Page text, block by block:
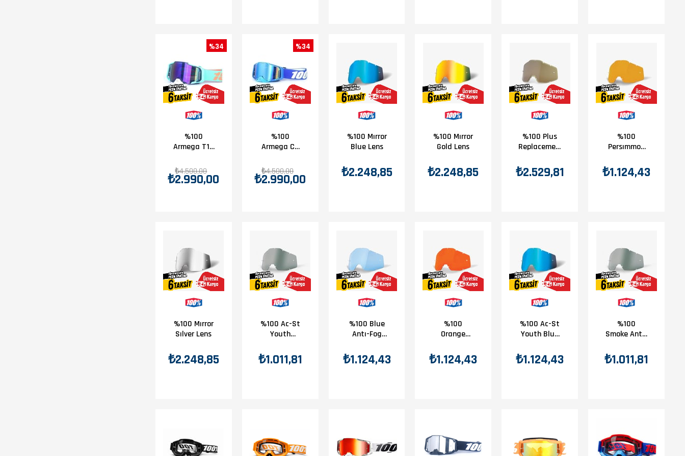
%100
Armega T18
Goggle
₺2.990,00
₺4.500,00
%34
%100
Armega C7
₺2.990,00
₺4.500,00
%34
%100 Mırror
Blue Lens
₺2.248,85
%100 Mırror
Gold Lens
₺2.248,85
%100 Plus
Replacement
₺2.529,81
%100
Persımmon
Lens
₺1.124,43
%100 Mırror
Sılver Lens
₺2.248,85
%100 Ac-St
Youth
Fog Lens
₺1.011,81
%100 Blue
Antı-Fog
₺1.124,43
%100
Orange
Lens
₺1.124,43
%100 Ac-St
Youth Blue
Lens
₺1.124,43
%100
Smoke Antı-
₺1.011,81